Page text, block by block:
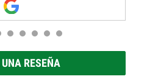
RESEÑA